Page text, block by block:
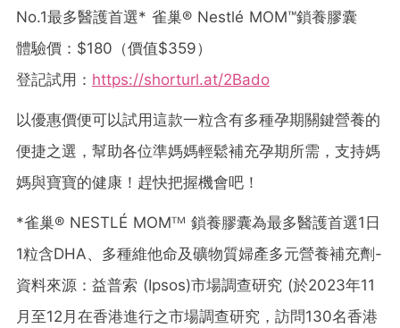
No.1最多醫護首選* 雀巢® Nestlé MOM™鎖養膠囊
體驗價：$180（價值$359）
登記試用： https://shorturl.at/2Bado
以優惠價便可以試用這款一粒含有多種孕期關鍵營養的
便捷之選，幫助各位準媽媽輕鬆補充孕期所需，支持媽
媽與寶寶的健康！趕快把握機會吧！
*雀巢® NESTLÉ MOMᵀᴹ 鎖養膠囊為最多醫護首選1日
1粒含DHA、多種維他命及礦物質婦產多元營養補充劑-
資料來源：益普索 (Ipsos)市場調查研究 (於2023年11
月至12月在香港進行之市場調查研究，訪問130名香港